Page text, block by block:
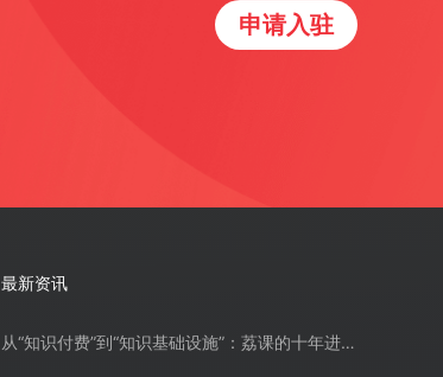
申请入驻
最新资讯
从“知识付费”到“知识基础设施”：荔课的十年进化论